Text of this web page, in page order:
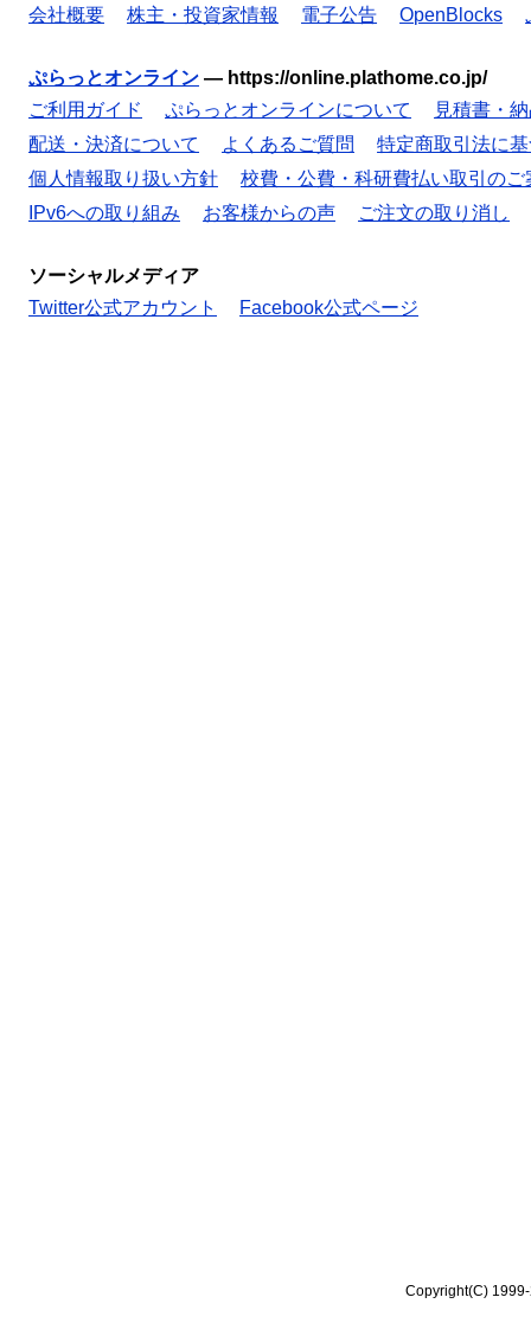
会社概要 株主・投資家情報 電子公告 OpenBlocks
ぷらっとオンライン — https://online.plathome.co.jp/
ご利用ガイド
ぷらっとオンラインについて
見積書・
配送・決済について
よくあるご質問
特定商取引法に
個人情報取り扱い方針
校費・公費・科研費払い取引のご
IPv6への取り組み
お客様からの声 ご注文の取り消し
ソーシャルメディア
Twitter公式アカウント
Facebook公式ページ
Copyright(C)